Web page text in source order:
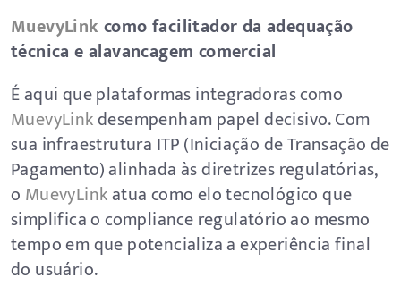
MuevyLink como facilitador da adequação
técnica e alavancagem comercial
É aqui que plataformas integradoras como
MuevyLinkdesempenham papel decisivo. Com
sua infraestrutura ITP (Iniciação de Transação de
Pagamento) alinhada às diretrizes regulatórias,
o MuevyLinkatua como elo tecnológico que
simplifica o compliance regulatório ao mesmo
tempo em que potencializa a experiência final
do usuário.